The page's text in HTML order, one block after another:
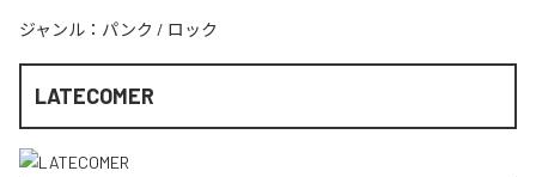
ジャンル： パンク / ロック
LATECOMER